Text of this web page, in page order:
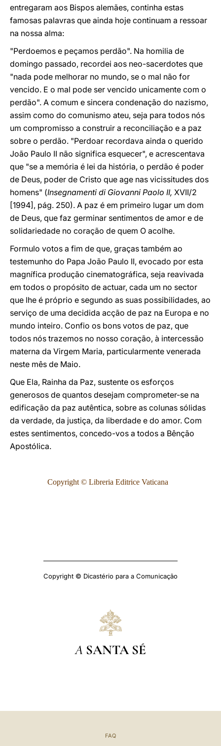
entregaram aos Bispos alemães, continha estas
famosas palavras que ainda hoje continuam a ressoar
na nossa alma:
"Perdoemos e peçamos perdão". Na homilia de
domingo passado, recordei aos neo-sacerdotes que
"nada pode melhorar no mundo, se o mal não for
vencido. E o mal pode ser vencido unicamente com o
perdão". A comum e sincera condenação do nazismo,
assim como do comunismo ateu, seja para todos nós
um compromisso a construir a reconciliação e a paz
sobre o perdão. "Perdoar recordava ainda o querido
João Paulo II não significa esquecer", e acrescentava
que "se a memória é lei da história, o perdão é poder
de Deus, poder de Cristo que age nas vicissitudes dos
homens" (Insegnamenti di Giovanni Paolo II, XVII/2
[1994], pág. 250). A paz é em primeiro lugar um dom
de Deus, que faz germinar sentimentos de amor e de
solidariedade no coração de quem O acolhe.
Formulo votos a fim de que, graças também ao
testemunho do Papa João Paulo II, evocado por esta
magnífica produção cinematográfica, seja reavivada
em todos o propósito de actuar, cada um no sector
que lhe é próprio e segundo as suas possibilidades, ao
serviço de uma decidida acção de paz na Europa e no
mundo inteiro. Confio os bons votos de paz, que
todos nós trazemos no nosso coração, à intercessão
materna da Virgem Maria, particularmente venerada
neste mês de Maio.
Que Ela, Rainha da Paz, sustente os esforços
generosos de quantos desejam comprometer-se na
edificação da paz autêntica, sobre as colunas sólidas
da verdade, da justiça, da liberdade e do amor. Com
estes sentimentos, concedo-vos a todos a Bênção
Apostólica.
Copyright © Libreria Editrice Vaticana
Copyright © Dicastério para a Comunicação
A SANTA SÉ
FAQ